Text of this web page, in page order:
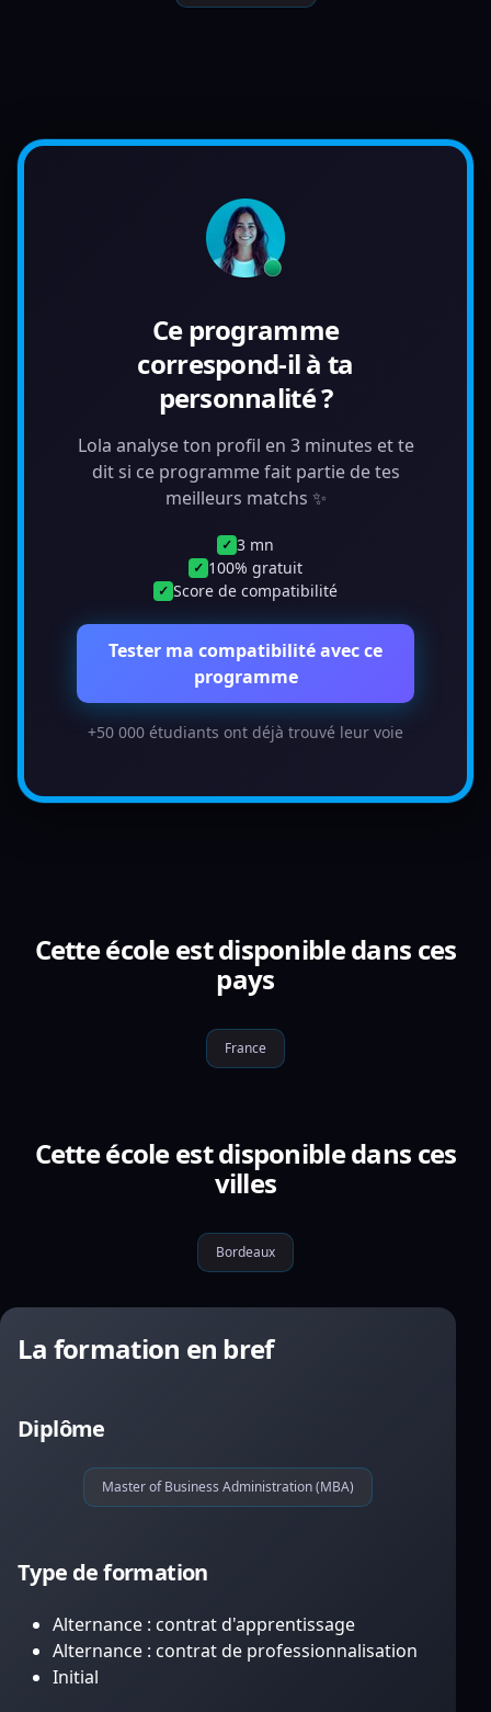
Ce programme
correspond-il à ta
personnalité ?
Lola analyse ton profil en 3 minutes et te
dit si ce programme fait partie de tes
meilleurs matchs ✨
✓ 3 mn
✓ 100% gratuit
✓ Score de compatibilité
Tester ma compatibilité avec ce
programme
+50 000 étudiants ont déjà trouvé leur voie
Cette école est disponible dans ces
pays
France
Cette école est disponible dans ces
villes
Bordeaux
La formation en bref
Diplôme
Master of Business Administration (MBA)
Type de formation
Alternance : contrat d'apprentissage
Alternance : contrat de professionnalisation
Initial